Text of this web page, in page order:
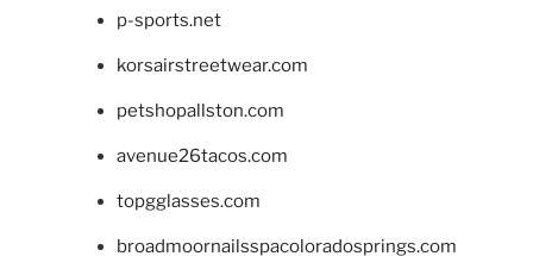
p-sports.net
korsairstreetwear.com
petshopallston.com
avenue26tacos.com
topgglasses.com
broadmoornailsspacoloradosprings.com